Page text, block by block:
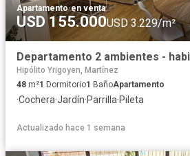
Apartamento·en venta
USD 155.000USD 3.229/m²
Hipólito Yrigoyen, Martínez
48 m²1 Dormitorio1 BañoApartamento
·Cochera·Jardín·Parrilla·Pileta
Actualizado hace 1 semana